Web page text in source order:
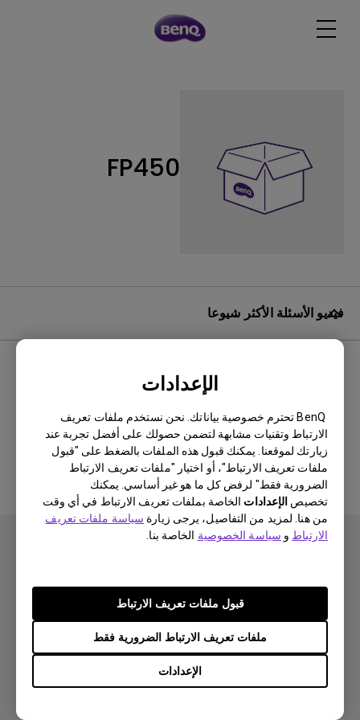
الإعدادات
BenQ تحترم خصوصية بياناتك. نحن نستخدم ملفات تعريف
الارتباط وتقنيات مشابهة لتضمن حصولك على أفضل تجربة عند
زيارتك لموقعنا. يمكنك قبول هذه الملفات بالضغط على "قبول
ملفات تعريف الارتباط"، أو اختيار "ملفات تعريف الارتباط
الضرورية فقط" لرفض كل ما هو غير أساسي. يمكنك
تخصيص الإعدادات الخاصة بملفات تعريف الارتباط في أي وقت
من هنا. لمزيد من التفاصيل، يرجى زيارة سياسة ملفات تعريف
الارتباط و سياسة الخصوصية الخاصة بنا.
الإعدادات
ملفات تعريف الارتباط الضرورية فقط
قبول ملفات تعريف الارتباط
FP450
فيديو الأسئلة الأكثر شيوعا
لا توجد مقاطع فيديو ذات صلة
حلول